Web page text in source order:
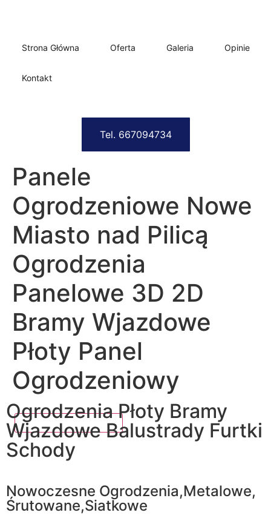
Strona Główna Oferta Galeria Opinie
Kontakt
Tel. 667094734
Panele
Ogrodzeniowe Nowe
Miasto nad Pilicą
Ogrodzenia
Panelowe 3D 2D
Bramy Wjazdowe
Płoty Panel
Ogrodzeniowy
Ogrodzenia Płoty Bramy
Wjazdowe Balustrady Furtki
Schody
Nowoczesne Ogrodzenia,Metalowe,
Śrutowane,Siatkowe